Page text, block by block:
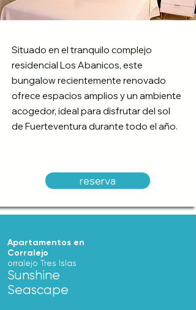
Situado en el tranquilo complejo
residencial Los Abanicos, este
bungalow recientemente renovado
ofrece espacios amplios y un ambiente
acogedor, ideal para disfrutar del sol
de Fuerteventura durante todo el año.
reserva
Apartamentos en
Corralejo
orralejo Tres Islas
Sunshine
Seascape